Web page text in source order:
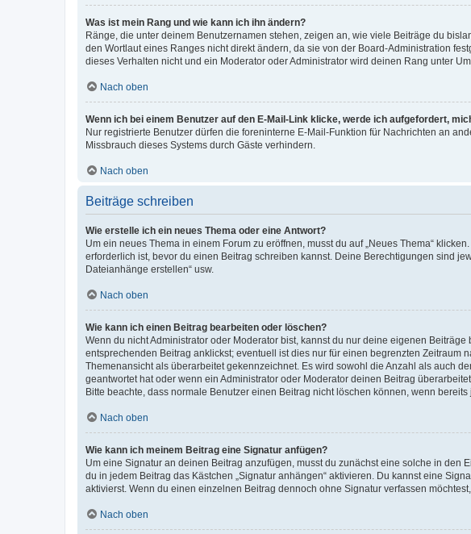
Was ist mein Rang und wie kann ich ihn ändern?
Ränge, die unter deinem Benutzernamen stehen, zeigen an, wie viele Beiträge du
den Wortlaut eines Ranges nicht direkt ändern, da sie von der Board-Administration
dieses Verhalten nicht und ein Moderator oder Administrator wird deinen Rang unter
Nach oben
Wenn ich bei einem Benutzer auf den E-Mail-Link klicke, werde ich aufgefordert,
Nur registrierte Benutzer dürfen die foreninterne E-Mail-Funktion für Nachrichten an
Missbrauch dieses Systems durch Gäste verhindern.
Nach oben
Beiträge schreiben
Wie erstelle ich ein neues Thema oder eine Antwort?
Um ein neues Thema in einem Forum zu eröffnen, musst du auf „Neues Thema“
erforderlich ist, bevor du einen Beitrag schreiben kannst. Deine Berechtigungen sind
Dateianhänge erstellen“ usw.
Nach oben
Wie kann ich einen Beitrag bearbeiten oder löschen?
Wenn du nicht Administrator oder Moderator bist, kannst du nur deine eigenen
entsprechenden Beitrag anklickst; eventuell ist dies nur für einen begrenzten
Themenansicht als überarbeitet gekennzeichnet. Es wird sowohl die Anzahl als auch
geantwortet hat oder wenn ein Administrator oder Moderator deinen Beitrag
Bitte beachte, dass normale Benutzer einen Beitrag nicht löschen können, wenn bereits
Nach oben
Wie kann ich meinem Beitrag eine Signatur anfügen?
Um eine Signatur an deinen Beitrag anzufügen, musst du zunächst eine solche in
du in jedem Beitrag das Kästchen „Signatur anhängen“ aktivieren. Du kannst eine
aktivierst. Wenn du einen einzelnen Beitrag dennoch ohne Signatur verfassen
Nach oben